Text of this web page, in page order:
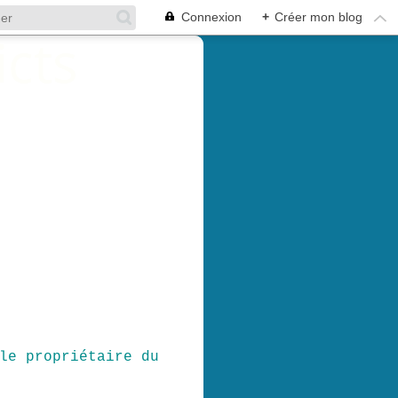
Connexion + Créer mon blog
propriétaire du